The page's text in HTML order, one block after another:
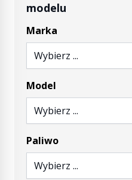
modelu
Marka
Wybierz ...
Model
Wybierz ...
Paliwo
Wybierz ...